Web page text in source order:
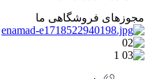
مجوزهای فروشگاهی ما